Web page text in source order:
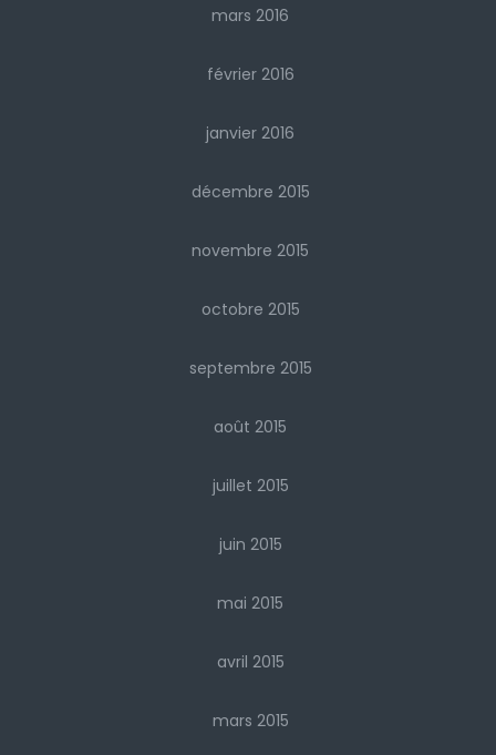
mars 2016
février 2016
janvier 2016
décembre 2015
novembre 2015
octobre 2015
septembre 2015
août 2015
juillet 2015
juin 2015
mai 2015
avril 2015
mars 2015